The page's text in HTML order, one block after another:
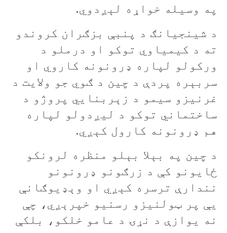
په وسيله خواړه لېږدوي.
د شينجيانګ د پنبې بزګران کروندو
ته د کيمياوي توکو او درملو د
ورکولو لپاره ډرونونه کاروي او
سربېره پردې د چين د ګوي جو ولايت د
غرنيزو سيمو د زېربنايي پروژو د
ساختماني توکو د ليږدولو لپاره
هم ډرونونه کارول کېږي.
د چين په بېلا بېلو منظره لرونکو
ځایونو کې د زرګونو ډرونونو
نندارې ترسره کېږي او وېډيوګانې
يې پر ټولنيزو رسنيو خپرېږي، چې
نه يوازې د نړۍ د عامو خلکو، بلکې